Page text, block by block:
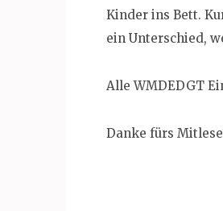
Kinder ins Bett.
ein Unterschied,
Alle WMDEDGT
Danke fürs